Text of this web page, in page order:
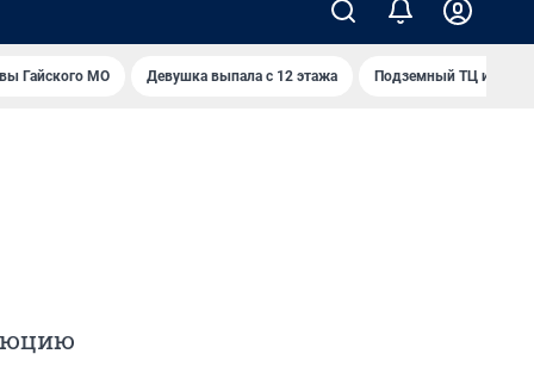
Гайского МО Девушка выпала с 12 этажа Подземный ТЦ и 45-